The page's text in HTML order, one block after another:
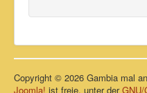
Copyright © 2026 Gambia mal
Joomla! ist freie, unter derGNU/